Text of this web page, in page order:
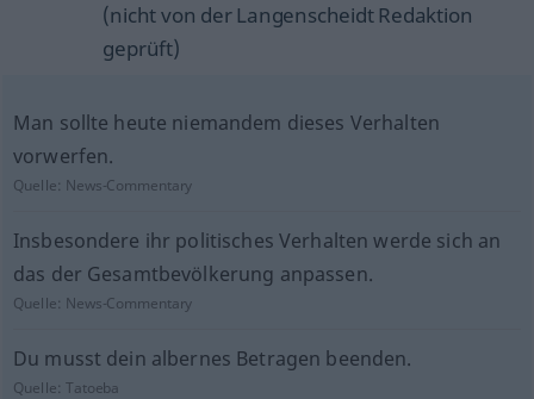
(nicht von der Langenscheidt Redaktion
geprüft)
Man sollte heute niemandem dieses Verhalten
vorwerfen.
Quelle: News-Commentary
Insbesondere ihr politisches Verhalten werde sich an
das der Gesamtbevölkerung anpassen.
Quelle: News-Commentary
Du musst dein albernes Betragen beenden.
Quelle:Tatoeba